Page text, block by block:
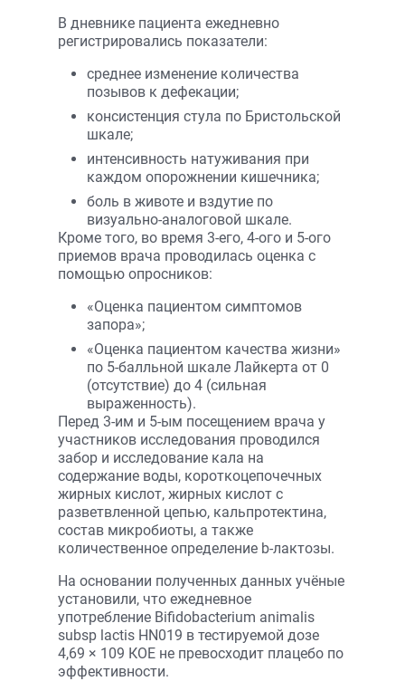
В дневнике пациента ежедневно
регистрировались показатели:
среднее изменение количества
позывов к дефекации;
консистенция стула по Бристольской
шкале;
интенсивность натуживания при
каждом опорожнении кишечника;
боль в животе и вздутие по
визуально-аналоговой шкале.
Кроме того, во время 3-его, 4-ого и 5-ого
приемов врача проводилась оценка с
помощью опросников:
«Оценка пациентом симптомов
запора»;
«Оценка пациентом качества жизни»
по 5-балльной шкале Лайкерта от 0
(отсутствие) до 4 (сильная
выраженность).
Перед 3-им и 5-ым посещением врача у
участников исследования проводился
забор и исследование кала на
содержание воды, короткоцепочечных
жирных кислот, жирных кислот с
разветвленной цепью, кальпротектина,
состав микробиоты, а также
количественное определение b-лактозы.
На основании полученных данных учёные
установили, что ежедневное
употребление Bifidobacterium animalis
subsp lactis HN019 в тестируемой дозе
4,69 × 109 КОЕ не превосходит плацебо по
эффективности.